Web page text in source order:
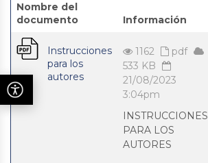
Nombre del
documento
Información
Instrucciones
para los
autores
1162
pdf
533 KB
21/08/2023
3:04pm
INSTRUCCIONES
PARA LOS
AUTORES